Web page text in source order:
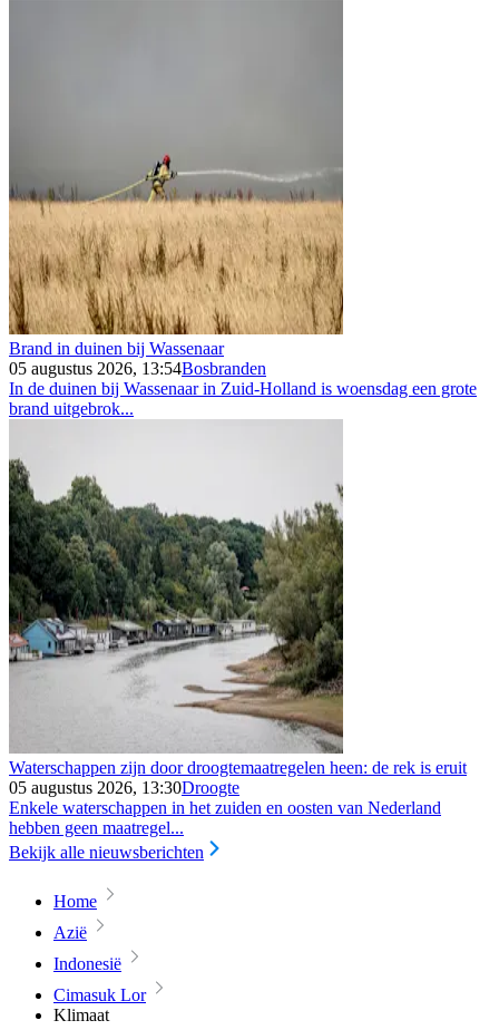
Brand in duinen bij Wassenaar
05 augustus 2026, 13:54Bosbranden
In de duinen bij Wassenaar in Zuid-Holland is woensdag een grote
brand uitgebrok...
Waterschappen zijn door droogtemaatregelen heen: de rek is eruit
05 augustus 2026, 13:30Droogte
Enkele waterschappen in het zuiden en oosten van Nederland
hebben geen maatregel...
Bekijk alle nieuwsberichten
Home
Azië
Indonesië
Cimasuk Lor
Klimaat